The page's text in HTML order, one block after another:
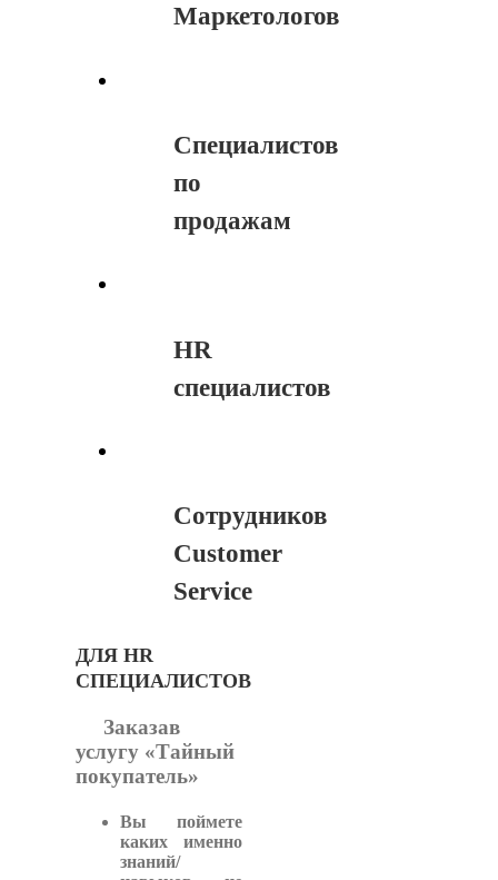
Маркетологов
Специалистов
по
продажам
HR
специалистов
Сотрудников
Customer
Service
ДЛЯ HR
СПЕЦИАЛИСТОВ
Заказав
услугу «Тайный
покупатель»
Вы поймете
каких именно
знаний/